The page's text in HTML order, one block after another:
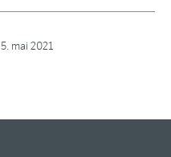
5. mai 2021